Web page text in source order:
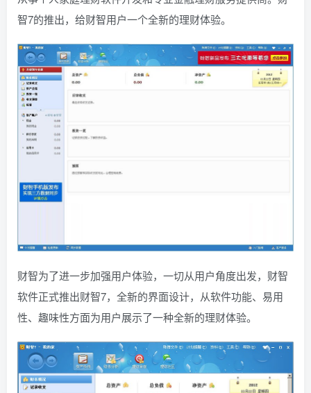
智7的推出，给财智用户一个全新的理财体验。
财智为了进一步加强用户体验，一切从用户角度出发，财智
软件正式推出财智7，全新的界面设计，从软件功能、易用
性、趣味性方面为用户展示了一种全新的理财体验。